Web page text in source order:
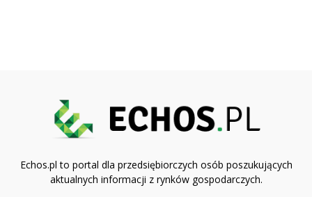
Echos.pl to portal dla przedsiębiorczych osób poszukujących
aktualnych informacji z rynków gospodarczych.